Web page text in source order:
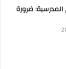
المدرسية: ضرورة